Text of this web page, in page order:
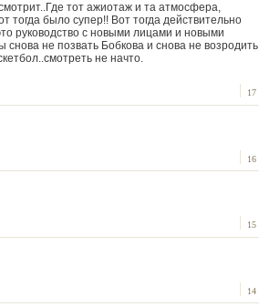
тот ажиотаж и та атмосфера,
было супер!! Вот тогда действительно
руководство с новыми лицами и новыми
не позвать Бобкова и снова не возродить
не начто.
17
16
15
14